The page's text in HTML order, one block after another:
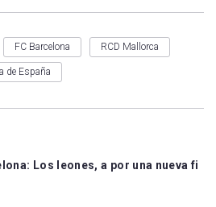
FC Barcelona RCD Mallorca
de España
Los leones, a por una nueva fi